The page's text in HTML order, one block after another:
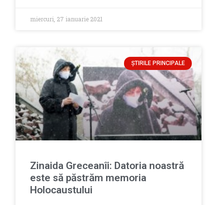
miercuri, 27 ianuarie 2021
ȘTIRILE PRINCIPALE
Zinaida Greceanîi: Datoria noastră
este să păstrăm memoria
Holocaustului